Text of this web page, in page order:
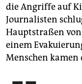
die ­Angriffe auf
Journalisten
Hauptstraßen
einem
Menschen kamen